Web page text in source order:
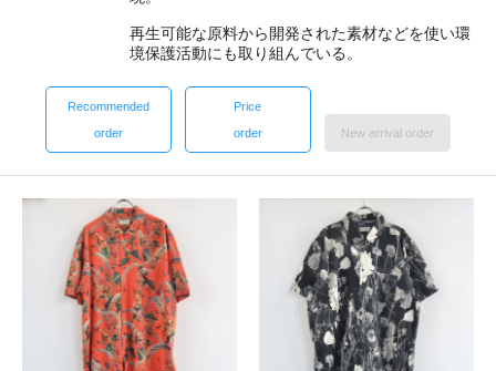
再生可能な原料から開発された素材などを使い環
境保護活動にも取り組んでいる。
Recommended
order
Price
order
New arrival order